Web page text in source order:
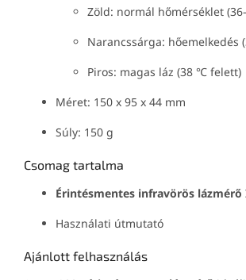
Zöld: normál hőmérséklet
Narancssárga: hőemelkedés
Piros: magas láz (38 ℃ felett)
Méret: 150 x 95 x 44 mm
Súly: 150 g
Csomag tartalma
Érintésmentes infravörös lázmérő
Használati útmutató
Ajánlott felhasználás